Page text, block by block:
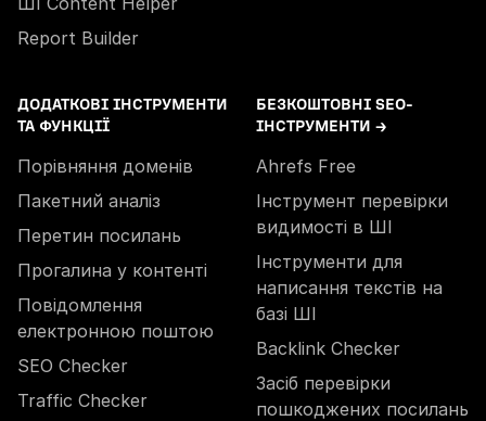
Report Builder
ДОДАТКОВІ ІНСТРУМЕНТИ
ТА ФУНКЦІЇ
Порівняння доменів
Пакетний аналіз
Перетин посилань
Прогалина у контенті
Повідомлення
електронною поштою
SEO Checker
Traffic Checker
БЕЗКОШТОВНІ SEO-
ІНСТРУМЕНТИ →
Ahrefs Free
Інструмент перевірки
видимості в ШІ
Інструменти для
написання текстів на
базі ШІ
Backlink Checker
Засіб перевірки
пошкоджених посилань